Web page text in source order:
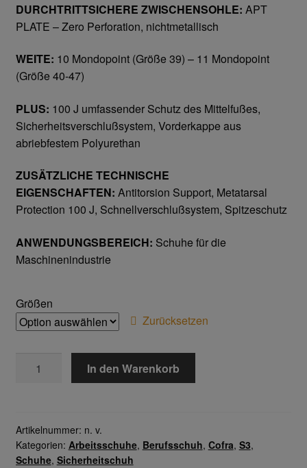
Planam
Bestellformular
Hautschutz
Home
Imagefilm
Impressum
Kontakt
Technische Artikel
Antriebstechnik
DURCHTRITTSICHERE ZWISCHENSOHLE: APT
PLATE – Zero Perforation, nichtmetallisch
WEITE: 10 Mondopoint (Größe 39) – 11 Mondopoint
(Größe 40-47)
PLUS: 100 J umfassender Schutz des Mittelfußes,
Sicherheitsverschlußsystem, Vorderkappe aus
abriebfestem Polyurethan
ZUSÄTZLICHE TECHNISCHE
EIGENSCHAFTEN: Antitorsion Support, Metatarsal
Protection 100 J, Schnellverschlußsystem, Spitzeschutz
ANWENDUNGSBEREICH: Schuhe für die
Maschinenindustrie
Größen
Zurücksetzen
SRC
Menge
In den Warenkorb
Artikelnummer: n. v.
Kategorien: Arbeitsschuhe, Berufsschuh, Cofra, S3,
Schuhe, Sicherheitschuh